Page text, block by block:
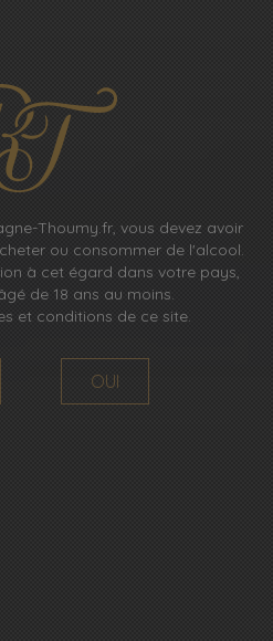
Thoumy.fr, vous devez avoir
ou consommer de l'alcool.
à cet égard dans votre pays,
de 18 ans au moins.
et conditions de ce site.
OUI